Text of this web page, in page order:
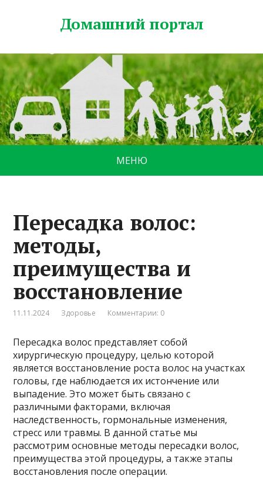
Домашний портал
МЕНЮ
Пересадка волос:
методы,
преимущества и
восстановление
11.11.2024 Здоровье Комментарии: 0
Пересадка волос представляет собой
хирургическую процедуру, целью которой
является восстановление роста волос на участках
головы, где наблюдается их истончение или
выпадение. Это может быть связано с
различными факторами, включая
наследственность, гормональные изменения,
стресс или травмы. В данной статье мы
рассмотрим основные методы пересадки волос,
преимущества этой процедуры, а также этапы
восстановления после операции.